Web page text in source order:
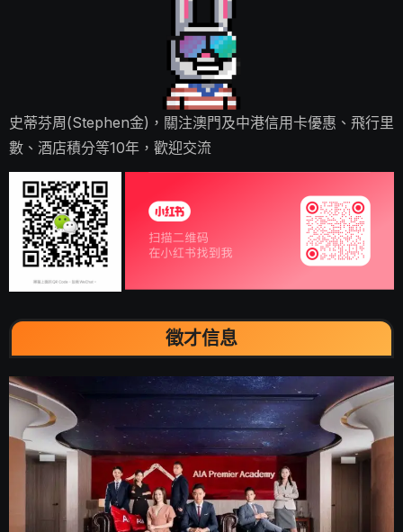
史蒂芬周(Stephen金)，關注澳門及中港信用卡優惠、飛行里
數、酒店積分等10年，歡迎交流
徵才信息